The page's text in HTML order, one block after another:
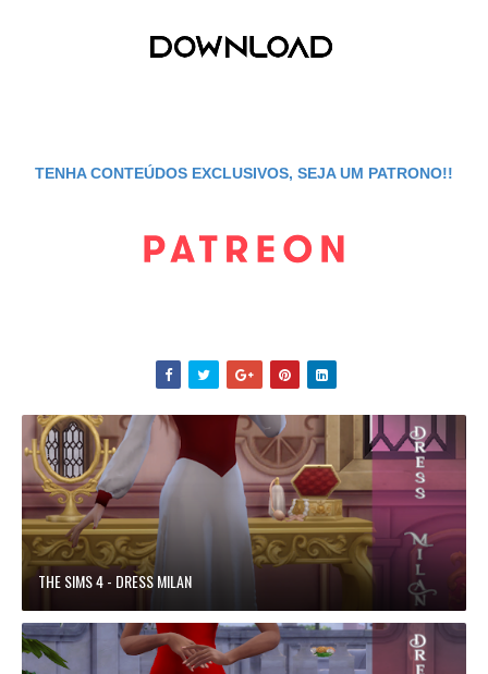
TENHA CONTEÚDOS EXCLUSIVOS, SEJA UM PATRONO!!
THE SIMS 4 - DRESS MILAN